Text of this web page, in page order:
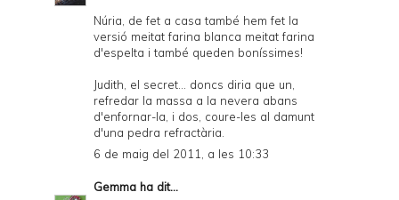
Núria, de fet a casa també hem fet la
versió meitat farina blanca meitat farina
d'espelta i també queden boníssimes!
Judith, el secret... doncs diria que un,
refredar la massa a la nevera abans
d'enfornar-la, i dos, coure-les al damunt
d'una pedra refractària.
6 de maig del 2011, a les 10:33
Gemma ha dit...